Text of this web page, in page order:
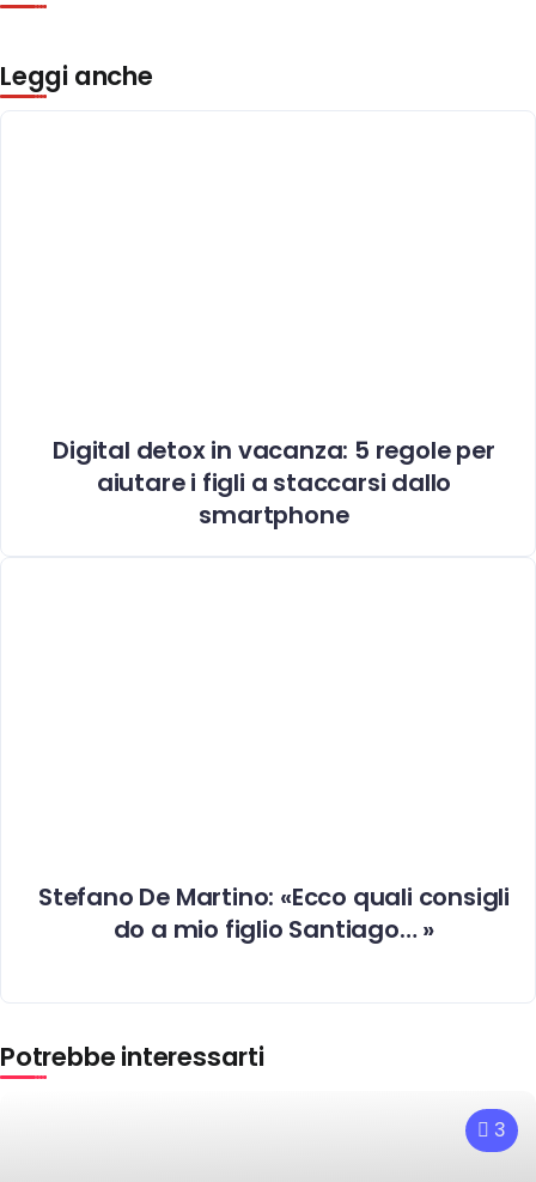
Leggi anche
Digital detox in vacanza: 5 regole per
aiutare i figli a staccarsi dallo
smartphone
Stefano De Martino: «Ecco quali consigli
do a mio figlio Santiago… »
Potrebbe interessarti
3